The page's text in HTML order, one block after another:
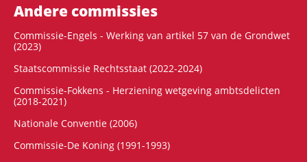
Andere commissies
Commissie-Engels - Werking van artikel 57 van de Grondwet
(2023)
Staatscommissie Rechtsstaat (2022-2024)
Commissie-Fokkens - Herziening wetgeving ambtsdelicten
(2018-2021)
Nationale Conventie (2006)
Commissie-De Koning (1991-1993)